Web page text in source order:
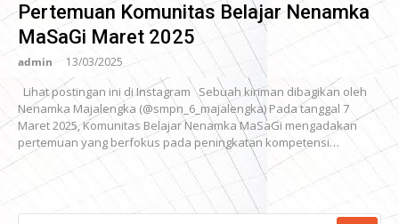
Pertemuan Komunitas Belajar Nenamka
MaSaGi Maret 2025
admin 13/03/2025
Lihat postingan ini di Instagram Sebuah kiriman dibagikan oleh
Nenamka Majalengka (@smpn_6_majalengka) Pada tanggal 7
Maret 2025, Komunitas Belajar Nenamka MaSaGi mengadakan
pertemuan yang berfokus pada peningkatan kompetensi…